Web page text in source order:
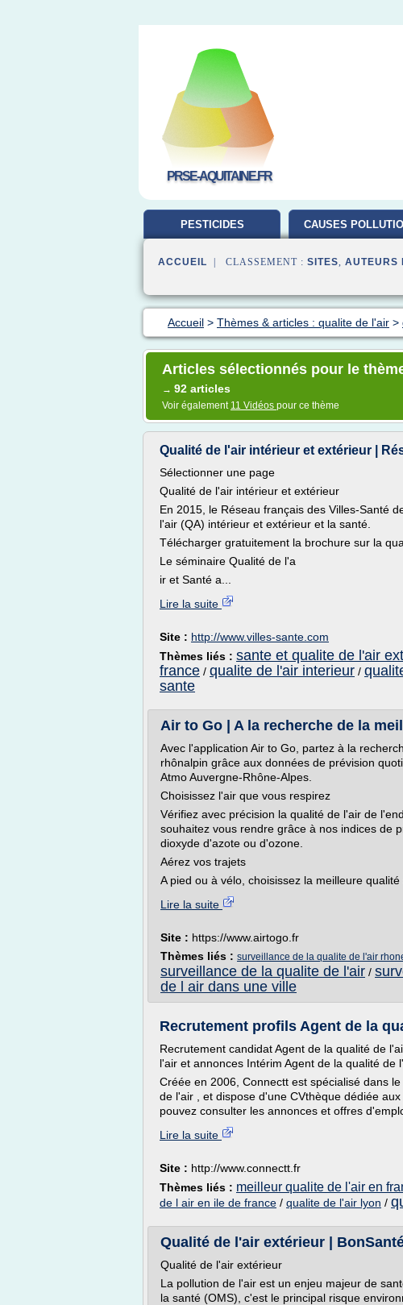
PRSE-AQUITAINE.FR
PESTICIDES CAUSES
ACCUEIL | CLASSEMENT : SITES, AUTEURS
Accueil > Thèmes & articles : qualite de l'air >
Articles sélectionnés pour le
→ 92 articles
Voir également 11 Vidéos pour ce thème
Qualité de l'air intérieur et extérieur |
Sélectionner une page
Qualité de l'air intérieur et extérieur
En 2015, le Réseau français des Villes-Santé
l'air (QA) intérieur et extérieur et la santé.
Télécharger gratuitement la brochure sur la
Le séminaire Qualité de l'a
ir et Santé a...
Lire la suite
Site : http://www.villes-sante.com
Thèmes liés : sante et qualite de l'air
france / qualite de l'air interieur /
sante
Air to Go | A la recherche de la
Avec l'application Air to Go, partez à la
rhônalpin grâce aux données de prévision
Atmo Auvergne-Rhône-Alpes.
Choisissez l'air que vous respirez
Vérifiez avec précision la qualité de l'air de
souhaitez vous rendre grâce à nos indices de
dioxyde d'azote ou d'ozone.
Aérez vos trajets
A pied ou à vélo, choisissez la meilleure qualité
Lire la suite
Site : https://www.airtogo.fr
Thèmes liés : surveillance de la qualite de l'air
surveillance de la qualite de l'air /
de l air dans une ville
Recrutement profils Agent de la
Recrutement candidat Agent de la qualité de
l'air et annonces Intérim Agent de la qualité de
Créée en 2006, Connectt est spécialisé dans
de l'air , et dispose d'une CVthèque dédiée
pouvez consulter les annonces et offres
Lire la suite
Site : http://www.connectt.fr
Thèmes liés : meilleur qualite de l'air en
de l air en ile de france / qualite de l'air lyon /
Qualité de l'air extérieur |
Qualité de l'air extérieur
La pollution de l'air est un enjeu majeur de
la santé (OMS), c'est le principal risque